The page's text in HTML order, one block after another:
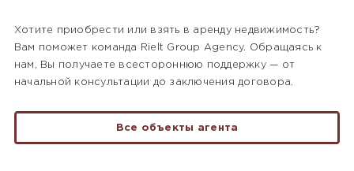
Хотите приобрести или взять в аренду недвижимость?
Вам поможет команда Rielt Group Agency. Обращаясь к
нам, Вы получаете всестороннюю поддержку — от
начальной консультации до заключения договора.
Все объекты агента